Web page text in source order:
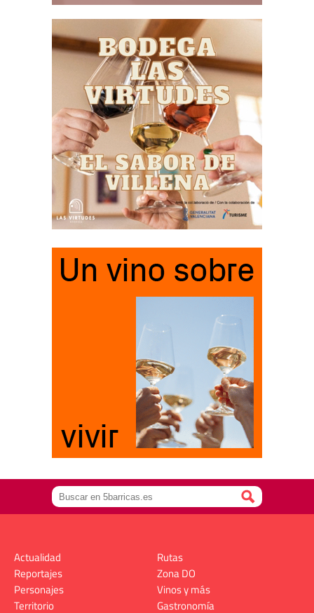
Actualidad
Reportajes
Personajes
Territorio
Rutas
Zona DO
Vinos y más
Gastronomía